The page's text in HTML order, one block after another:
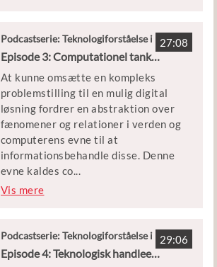
fire forsøgsskoler.
Vært: Anders Høeg Nissen
der fokus på digital design og
designprocesser.
Det handler blandt andet om
kuglebaner, skraldespande og
adfærd - og om hvordan idéen om
iterationer, feedback og fortsat
videreudvikling af et design også
kan udfordre idéen om, at eleverne
skal afslutte med et færdigt produkt
i undervisningen.
Malte von Sehested, samt lærere fra
fire forsøgsskoler.
27:08
Podcastserie: Teknologiforståelse i
grundskolen
Episode 3: Computationel tankegang
At kunne omsætte en kompleks
problemstilling til en mulig digital
løsning fordrer en abstraktion over
fænomener og relationer i verden og
computerens evne til at
informationsbehandle disse. Denne
evne kaldes co...
mputationel tankegang. Den
af podcastserien om
teknologiforståelse i folkeskolen.
Vis mere
29:06
Podcastserie: Teknologiforståelse i
grundskolen
Episode 4: Teknologisk handleevne